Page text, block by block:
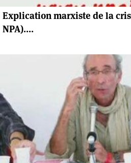
Explication marxiste de la
NPA)....